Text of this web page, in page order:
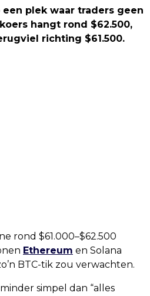
plek waar traders geen
hangt rond $62.500,
richting $61.500.
rond $61.000–$62.500
Ethereum en Solana
BTC-tik zou verwachten.
simpel dan “alles